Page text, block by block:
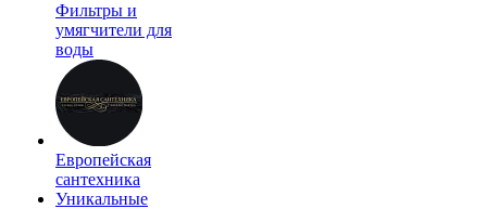
Фильтры и
умягчители для
воды
Европейская
сантехника
Уникальные